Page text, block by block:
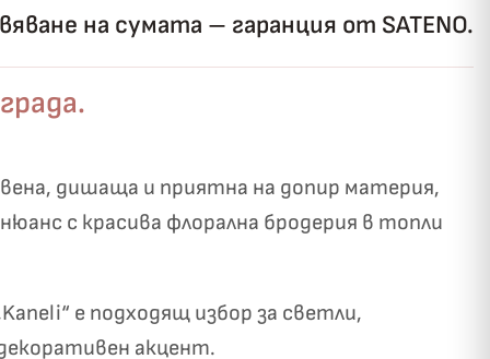
на сумата – гаранция от SATENO.
дишаща и приятна на допир материя,
с красива флорална бродерия в топли
е подходящ избор за светли,
акцент.